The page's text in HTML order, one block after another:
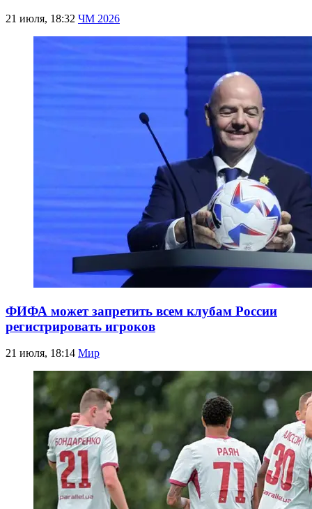
21 июля, 18:32 ЧМ 2026
ФИФА может запретить всем клубам России
регистрировать игроков
21 июля, 18:14 Мир